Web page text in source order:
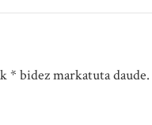
* bidez markatuta daude.